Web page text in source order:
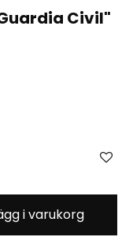
Civil"
i varukorg